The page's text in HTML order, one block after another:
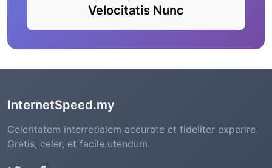
Velocitatis Nunc
InternetSpeed.my
Celeritatem interretialem accurate et fideliter experire.
Gratis, celer, et facile utendum.